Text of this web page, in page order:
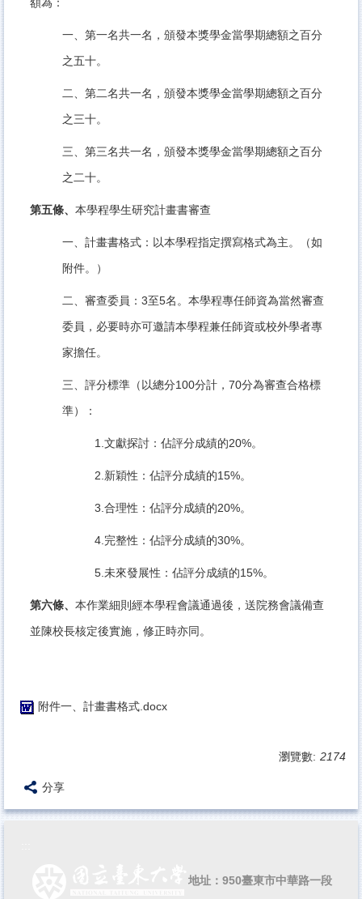
一、第一名共一名，頒發本獎學金當學期總額之百分
之五十。
二、第二名共一名，頒發本獎學金當學期總額之百分
之三十。
三、第三名共一名，頒發本獎學金當學期總額之百分
之二十。
第五條、 本學程學生研究計畫書審查
一、計畫書格式：以本學程指定撰寫格式為主。（如
附件。）
二、審查委員：3至5名。本學程專任師資為當然審查
委員，必要時亦可邀請本學程兼任師資或校外學者專
家擔任。
三、評分標準（以總分100分計，70分為審查合格標
準）：
1.文獻探討：佔評分成績的20%。
2.新穎性：佔評分成績的15%。
3.合理性：佔評分成績的20%。
4.完整性：佔評分成績的30%。
5.未來發展性：佔評分成績的15%。
第六條、 本作業細則經本學程會議通過後，送院務會議備查
並陳校長核定後實施，修正時亦同。
附件一、計畫書格式.docx
瀏覽數: 2174
分享
地址：950臺東市中華路一段